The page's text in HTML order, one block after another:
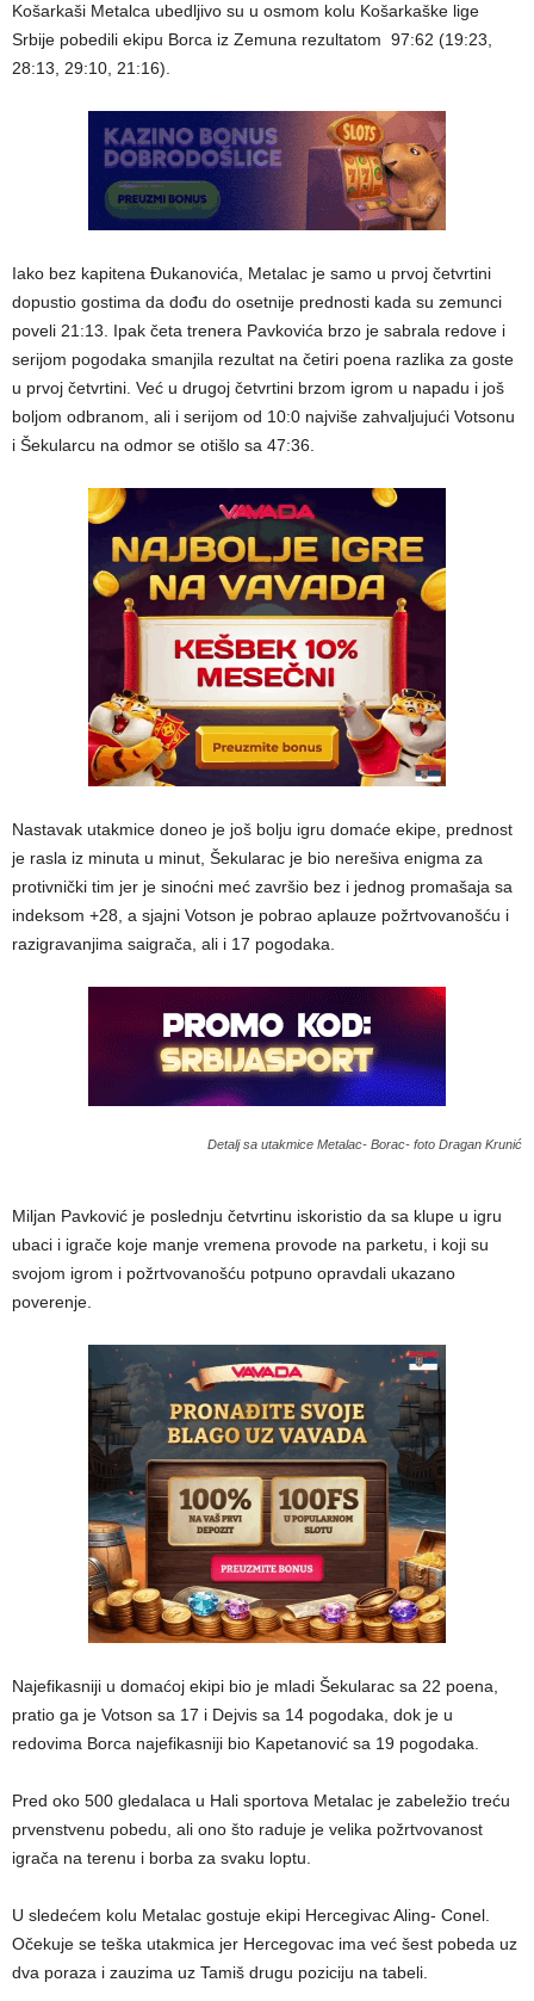
Košarkaši Metalca ubedljivo su u osmom kolu Košarkaške lige
Srbije pobedili ekipu Borca iz Zemuna rezultatom 97:62 (19:23,
28:13, 29:10, 21:16).
Iako bez kapitena Đukanovića, Metalac je samo u prvoj četvrtini
dopustio gostima da dođu do osetnije prednosti kada su zemunci
poveli 21:13. Ipak četa trenera Pavkovića brzo je sabrala redove i
serijom pogodaka smanjila rezultat na četiri poena razlika za goste
u prvoj četvrtini. Već u drugoj četvrtini brzom igrom u napadu i još
boljom odbranom, ali i serijom od 10:0 najviše zahvaljujući Votsonu
i Šekularcu na odmor se otišlo sa 47:36.
Nastavak utakmice doneo je još bolju igru domaće ekipe, prednost
je rasla iz minuta u minut, Šekularac je bio nerešiva enigma za
protivnički tim jer je sinoćni meć završio bez i jednog promašaja sa
indeksom +28, a sjajni Votson je pobrao aplauze požrtvovanošću i
razigravanjima saigrača, ali i 17 pogodaka.
Detalj sa utakmice Metalac- Borac- foto Dragan Krunić
Miljan Pavković je poslednju četvrtinu iskoristio da sa klupe u igru
ubaci i igrače koje manje vremena provode na parketu, i koji su
svojom igrom i požrtvovanošću potpuno opravdali ukazano
poverenje.
Najefikasniji u domaćoj ekipi bio je mladi Šekularac sa 22 poena,
pratio ga je Votson sa 17 i Dejvis sa 14 pogodaka, dok je u
redovima Borca najefikasniji bio Kapetanović sa 19 pogodaka.
Pred oko 500 gledalaca u Hali sportova Metalac je zabeležio treću
prvenstvenu pobedu, ali ono što raduje je velika požrtvovanost
igrača na terenu i borba za svaku loptu.
U sledećem kolu Metalac gostuje ekipi Hercegivac Aling- Conel.
Očekuje se teška utakmica jer Hercegovac ima već šest pobeda uz
dva poraza i zauzima uz Tamiš drugu poziciju na tabeli.